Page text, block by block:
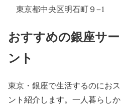
東京都中央区明石町９−1
おすすめの銀座サ
ント
東京・銀座で生活するのにお
ント紹介します。一人暮らし